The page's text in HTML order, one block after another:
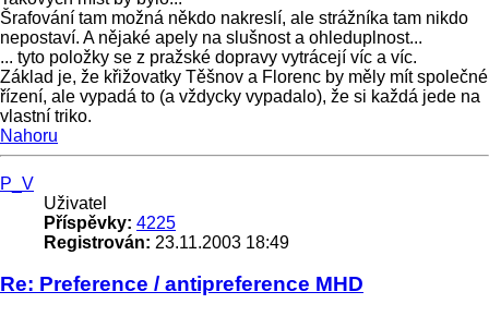
Šrafování tam možná někdo nakreslí, ale strážníka tam nikdo
nepostaví. A nějaké apely na slušnost a ohleduplnost...
... tyto položky se z pražské dopravy vytrácejí víc a víc.
Základ je, že křižovatky Těšnov a Florenc by měly mít společné
řízení, ale vypadá to (a vždycky vypadalo), že si každá jede na
vlastní triko.
Nahoru
P_V
Uživatel
Příspěvky: 4225
Registrován: 23.11.2003 18:49
Re: Preference / antipreference MHD